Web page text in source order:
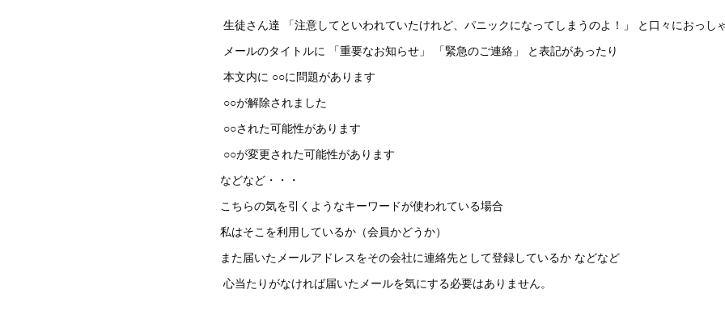
生徒さん達 「注意してといわれていたけれど、パニックになってしまうのよ！」 と口々におっし
メールのタイトルに 「重要なお知らせ」 「緊急のご連絡」 と表記があったり
本文内に ○○に問題があります
○○が解除されました
○○された可能性があります
○○が変更された可能性があります
などなど・・・
こちらの気を引くようなキーワードが使われている場合
私はそこを利用しているか（会員かどうか）
また届いたメールアドレスをその会社に連絡先として登録しているか などなど
心当たりがなければ届いたメールを気にする必要はありません。